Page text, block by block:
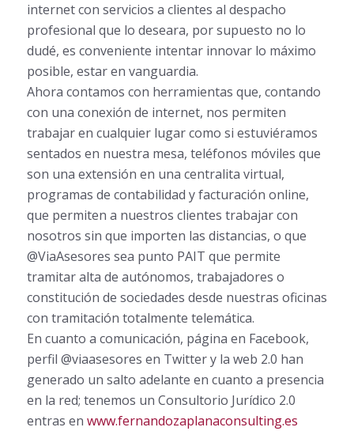
internet con servicios a clientes al despacho
profesional que lo deseara, por supuesto no lo
dudé, es conveniente intentar innovar lo máximo
posible, estar en vanguardia.
Ahora contamos con herramientas que, contando
con una conexión de internet, nos permiten
trabajar en cualquier lugar como si estuviéramos
sentados en nuestra mesa, teléfonos móviles que
son una extensión en una centralita virtual,
programas de contabilidad y facturación online,
que permiten a nuestros clientes trabajar con
nosotros sin que importen las distancias, o que
@ViaAsesores sea punto PAIT que permite
tramitar alta de autónomos, trabajadores o
constitución de sociedades desde nuestras oficinas
con tramitación totalmente telemática.
En cuanto a comunicación, página en Facebook,
perfil @viaasesores en Twitter y la web 2.0 han
generado un salto adelante en cuanto a presencia
en la red; tenemos un Consultorio Jurídico 2.0
entras en www.fernandozaplanaconsulting.es